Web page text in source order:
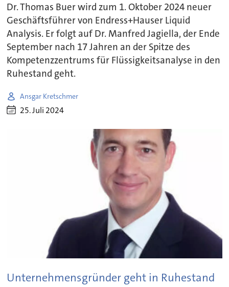
Dr. Thomas Buer wird zum 1. Oktober 2024 neuer
Geschäftsführer von Endress+Hauser Liquid
Analysis. Er folgt auf Dr. Manfred Jagiella, der Ende
September nach 17 Jahren an der Spitze des
Kompetenzzentrums für Flüssigkeitsanalyse in den
Ruhestand geht.
Ansgar Kretschmer
25. Juli 2024
Unternehmensgründer geht in Ruhestand